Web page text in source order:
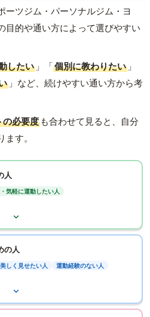
ーツジム・パーソナルジム・ヨ
目的や通い方によって選びやすい
したい 」「個別に教わりたい 」
」など、続けやすい通い方から考
の必要度 も合わせて見ると、自分
す。
人
気軽に運動したい人
の人
しく見せたい人 運動経験のない人